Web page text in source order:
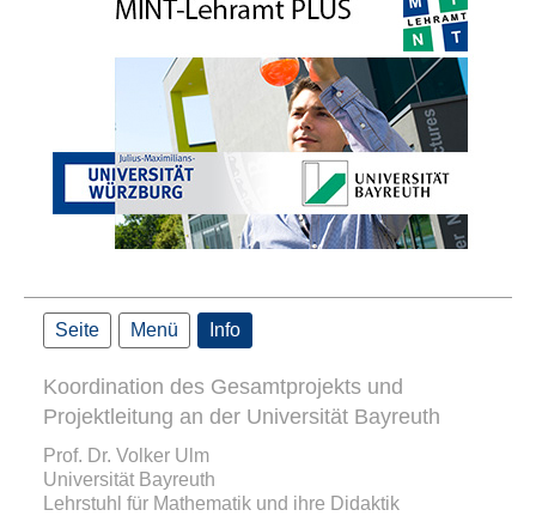
Seite Menü Info
Koordination des Gesamtprojekts und
Projektleitung an der Universität Bayreuth
Prof. Dr. Volker Ulm
Universität Bayreuth
Lehrstuhl für Mathematik und ihre Didaktik